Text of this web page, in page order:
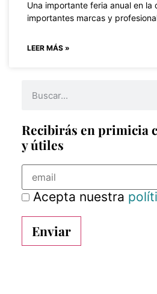
Una importante feria anual en la
importantes marcas y
LEER MÁS »
Recibirás en primicia
y útiles
Acepta nuestra